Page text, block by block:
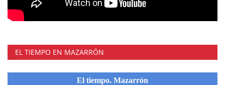
EL TIEMPO EN MAZARRÓN